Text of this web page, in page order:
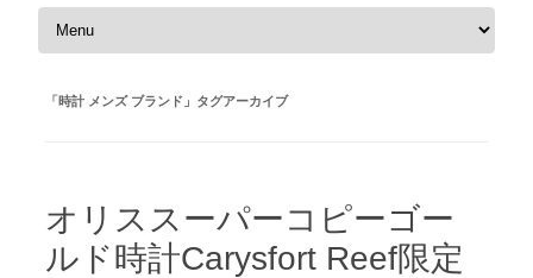
コンテンツへスキップ
「時計 メンズ ブランド 」タグアーカイブ
オリススーパーコピーゴー
ルド時計Carysfort Reef限定